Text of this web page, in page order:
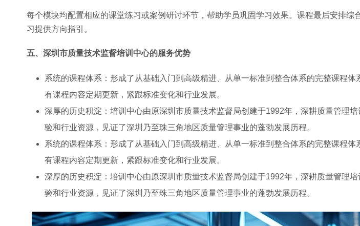
每个模块均配置相应的课堂练习或案例研讨环节，帮助学员巩固学习效果。课程最后安排综
习提供方向指引。
五、深圳市质量技术监督培训中心的服务优势
系统的课程体系：形成了从基础入门到高级精进、从单一标准到整合体系的完整课程
有课程内容定期更新，紧跟标准变化和行业发展。
深厚的历史积淀：培训中心由原深圳市质量技术监督局创建于1992年，深耕质量管理
验和行业资源，见证了深圳乃至珠三角地区质量管理事业的蓬勃发展历程。
系统的课程体系：形成了从基础入门到高级精进、从单一标准到整合体系的完整课程
有课程内容定期更新，紧跟标准变化和行业发展。
深厚的历史积淀：培训中心由原深圳市质量技术监督局创建于1992年，深耕质量管理
验和行业资源，见证了深圳乃至珠三角地区质量管理事业的蓬勃发展历程。